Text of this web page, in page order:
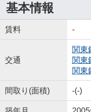
基本情報
賃料 -
交通
関東
関東
関東
間取り(面積) -(-)